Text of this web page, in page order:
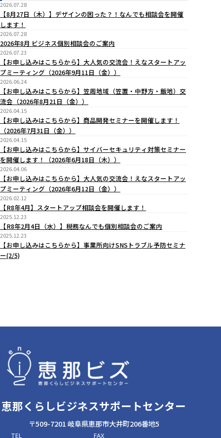
2026.07.28
【8月27日（木）】デザインの困った？！なんでも相談会を開催
します！
2026.07.28
2026年8月 ビジネス個別相談会のご案内
2026.07.23
【お申し込みはこちらから】大人気の交流会！えなスタートアッ
プミーティング（2026年9月11日（金））
2026.06.24
【お申し込みはこちらから】笠周地域（笠置・中野方・飯地）交
流会（2026年8月21日（金））
2026.04.15
【お申し込みはこちらから】商品開発セミナーを開催します！
（2026年7月31日（金））
2026.04.15
【お申し込みはこちらから】サイバーセキュリティ対策セミナー
を開催します！（2026年6月18日（木））
2026.04.06
【お申し込みはこちらから】大人気の交流会！えなスタートアッ
プミーティング（2026年6月12日（金））
2026.02.12
【R8年4月】スタートアップ相談会を開催します！
2025.12.23
【R8年2月4日（水）】税務なんでも個別相談会のご案内
2025.12.23
【お申し込みはこちらから】事業所向けSNSトラブル予防セミナ
ー(2/5)
恵那くらしビジネスサポートセンター
〒509-7201 岐阜県恵那市大井町206番地5
TEL FAX